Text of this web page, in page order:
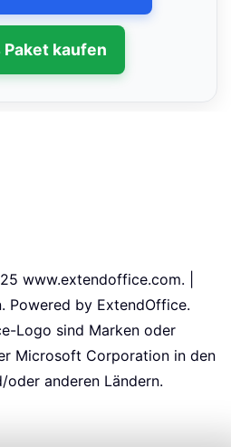
Paket kaufen
www.extendoffice.com. |
Powered by ExtendOffice.
Logo sind Marken oder
Microsoft Corporation in den
oder anderen Ländern.